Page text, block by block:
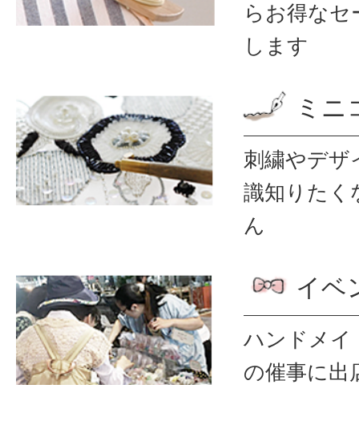
ら お得なセ
します
ミニ
刺繍やデザ
識知りたく
ん
イベ
ハンドメイ
の催事に出